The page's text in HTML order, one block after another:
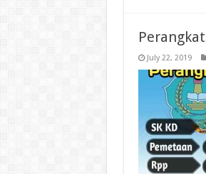
July 22, 2019